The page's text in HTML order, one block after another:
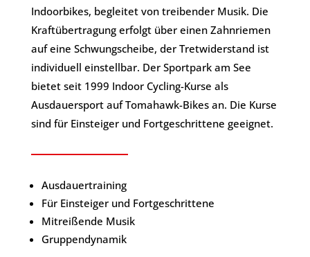
Indoorbikes, begleitet von treibender Musik. Die
Kraftübertragung erfolgt über einen Zahnriemen
auf eine Schwungscheibe, der Tretwiderstand ist
individuell einstellbar. Der Sportpark am See
bietet seit 1999 Indoor Cycling-Kurse als
Ausdauersport auf Tomahawk-Bikes an. Die Kurse
sind für Einsteiger und Fortgeschrittene geeignet.
Ausdauertraining
Für Einsteiger und Fortgeschrittene
Mitreißende Musik
Gruppendynamik